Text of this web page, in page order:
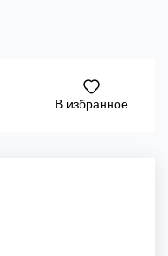
В избранное